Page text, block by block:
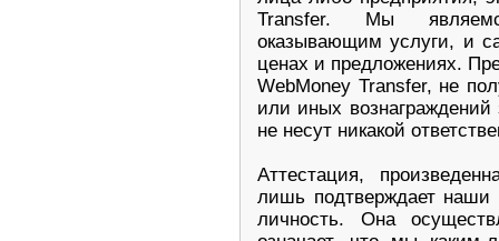
Transfer. Мы
оказывающим услуги, и
ценах и предложениях.
WebMoney Transfer, не
или иных вознаграждений
не несут никакой
Аттестация,
лишь подтверждает наши
личность. Она